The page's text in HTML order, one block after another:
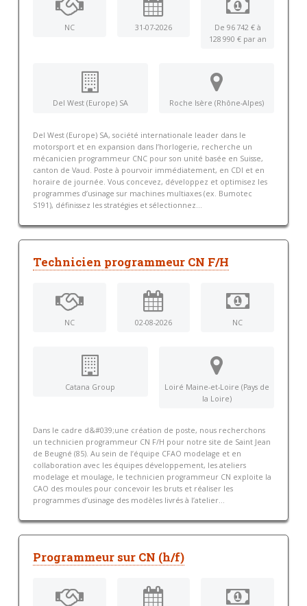
NC 31-07-2026
De 96 742 € à
128 990 € par an
Del West (Europe) SA Roche Isère (Rhône-Alpes)
Del West (Europe) SA, société internationale leader dans le
motorsport et en expansion dans l’horlogerie, recherche un
mécanicien programmeur CNC pour son unité basée en Suisse,
canton de Vaud. Poste à pourvoir immédiatement, en CDI et en
horaire de journée. Vous concevez, développez et optimisez les
programmes d’usinage sur machines multiaxes (ex. Bumotec
S191), définissez les stratégies et sélectionnez...
Technicien programmeur CN F/H
NC 02-08-2026 NC
Catana Group
Loiré Maine-et-Loire (Pays de
la Loire)
Dans le cadre d&#039;une création de poste, nous recherchons
un technicien programmeur CN F/H pour notre site de Saint Jean
de Beugné (85). Au sein de l’équipe CFAO modelage et en
collaboration avec les équipes développement, les ateliers
modelage et moulage, le technicien programmeur CN exploite la
CAO des moules pour concevoir les bruts et réaliser les
programmes d’usinage des modèles livrés à l’atelier...
Programmeur sur CN (h/f)